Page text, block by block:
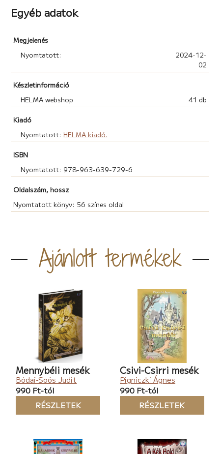
Egyéb adatok
Megjelenés
Nyomtatott:
2024-12-
02
Készletinformáció
HELMA webshop
41 db
Kiadó
Nyomtatott: HELMA kiadó.
ISBN
Nyomtatott: 978-963-639-729-6
Oldalszám, hossz
Nyomtatott könyv: 56 színes oldal
Ajánlott termékek
Mennybéli mesék
Bódai-Soós Judit
990 Ft-tól
RÉSZLETEK
Csivi-Csirri mesék
Pigniczki Ágnes
990 Ft-tól
RÉSZLETEK